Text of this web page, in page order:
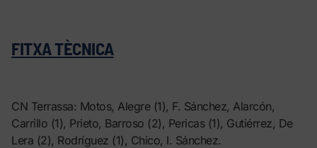
FITXA TÈCNICA
CN Terrassa: Motos, Alegre (1), F. Sánchez, Alarcón,
Carrillo (1), Prieto, Barroso (2), Pericas (1), Gutiérrez, De
Lera (2), Rodríguez (1), Chico, I. Sánchez.